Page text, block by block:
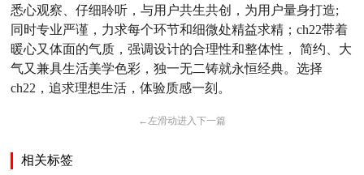
悉心观察、仔细聆听，与用户共生共创，为用户量身打造;
同时专业严谨，力求每个环节和细微处精益求精 ；ch22带着
暖心又体面的气质，强调设计的合理性和整体性， 简约、大
气又兼具生活美学色彩，独一无二铸就永恒经典。选择
ch22，追求理想生活，体验质感一刻。
← 左滑动进入下一篇
相关标签